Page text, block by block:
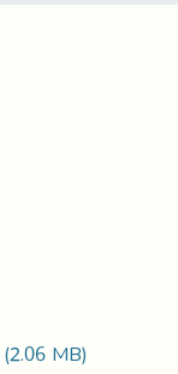
(2.06 MB)